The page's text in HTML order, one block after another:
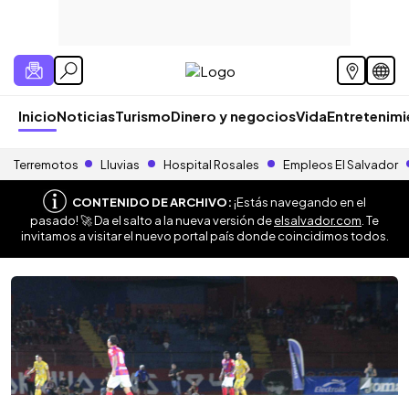
InicioNoticiasTurismoDinero y negociosVida
Terremotos Lluvias Hospital Rosales Empleos El Salvador
CONTENIDO DE ARCHIVO:¡Estás navegando en el
pasado! 🚀 Da el salto a la nueva versión deelsalvador.com . Te
invitamos a visitar el nuevo portal país donde coincidimos todos.